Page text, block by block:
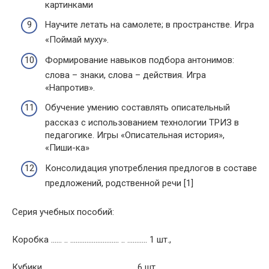
картинками
Научите летать на самолете; в пространстве. Игра
«Поймай муху».
Формирование навыков подбора антонимов:
слова – знаки, слова – действия. Игра
«Напротив».
Обучение умению составлять описательный
рассказ с использованием технологии ТРИЗ в
педагогике. Игры «Описательная история»,
«Пиши-ка»
Консолидация употребления предлогов в составе
предложений, родственной речи [1]
Серия учебных пособий:
Коробка …… .. ……………………… .. …….…. 1 шт.,